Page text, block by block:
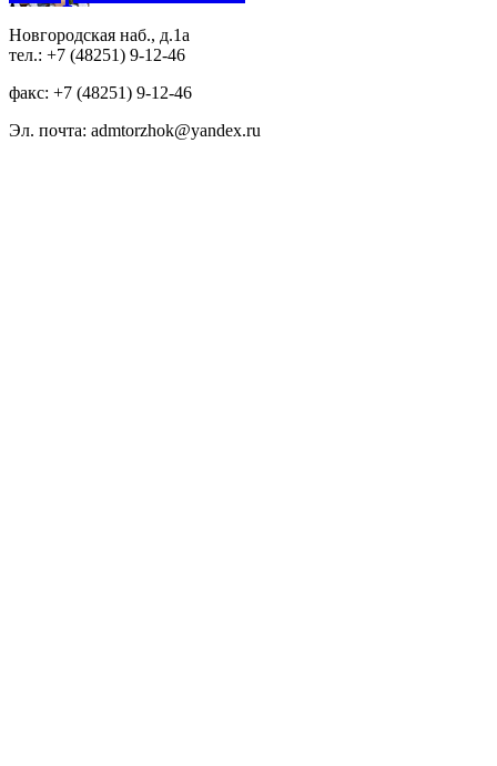
Новгородская наб., д.1а
тел.: +7 (48251) 9-12-46
факс: +7 (48251) 9-12-46
Эл. почта: admtorzhok@yandex.ru